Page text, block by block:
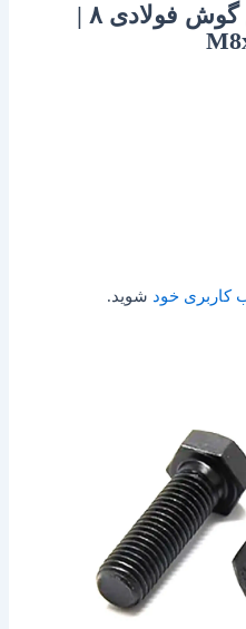
پیچ شش گوش فولادی ۸ |
کاربری خود شوید.